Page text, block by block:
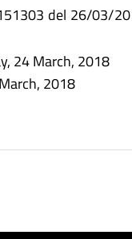
del 26/03/
24 March, 2018
2018